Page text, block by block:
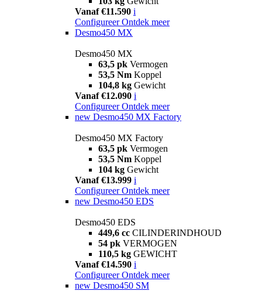
Vanaf €11.590 i
Configureer Ontdek meer
Desmo450 MX
Desmo450 MX
63,5 pk Vermogen
53,5 Nm Koppel
104,8 kg Gewicht
Vanaf €12.090 i
Configureer Ontdek meer
new Desmo450 MX Factory
Desmo450 MX Factory
63,5 pk Vermogen
53,5 Nm Koppel
104 kg Gewicht
Vanaf €13.999 i
Configureer Ontdek meer
new Desmo450 EDS
Desmo450 EDS
449,6 cc CILINDERINDHOUD
54 pk VERMOGEN
110,5 kg GEWICHT
Vanaf €14.590 i
Configureer Ontdek meer
new Desmo450 SM